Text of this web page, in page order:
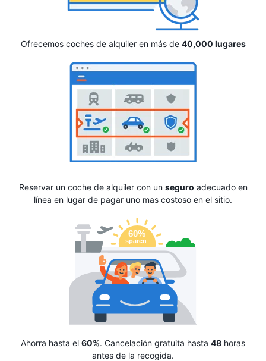
Ofrecemos coches de alquiler en más de 40,000 lugares
Reservar un coche de alquiler con un seguro adecuado en
línea en lugar de pagar uno mas costoso en el sitio.
Ahorra hasta el 60%. Cancelación gratuita hasta 48 horas
antes de la recogida.